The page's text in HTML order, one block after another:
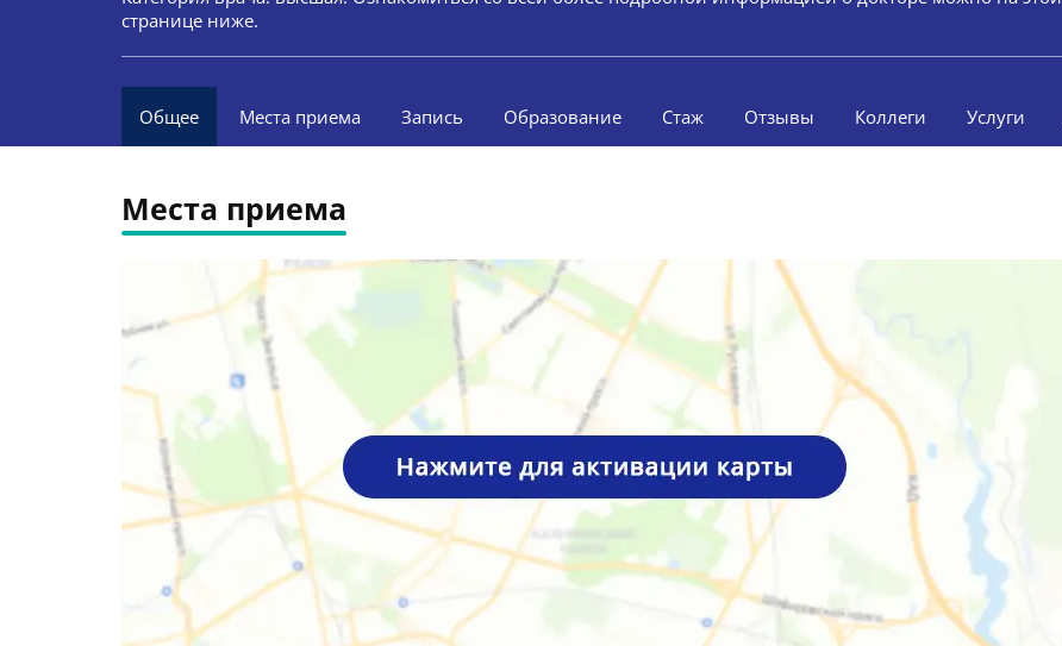
странице ниже.
Общее Места приема Запись Образование Стаж Отзывы Коллеги Услуги
Места приема